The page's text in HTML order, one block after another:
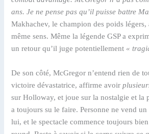
ans. Je ne pense pas qu’il puisse battre
Makhachev, le champion des poids légers,
même sens. Même la légende GSP a
un retour qu’il juge potentiellement «
De son côté, McGregor n’entend rien de
victoire dévastatrice, affirme avoir
sur Holloway, et joue sur la nostalgie et la
a toujours su le faire. Personne ne vend
lui, et le spectacle commence toujours